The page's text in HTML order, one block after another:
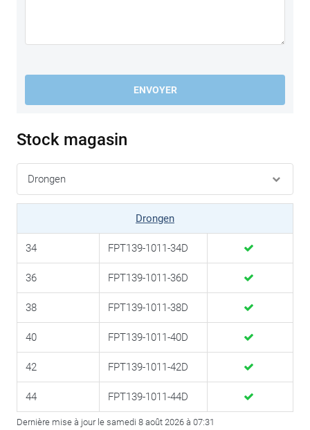
ENVOYER
Stock magasin
Drongen
34 FPT139-1011-34D
36 FPT139-1011-36D
38 FPT139-1011-38D
40 FPT139-1011-40D
42 FPT139-1011-42D
44 FPT139-1011-44D
Dernière mise à jour le samedi 8 août 2026 à 07:31